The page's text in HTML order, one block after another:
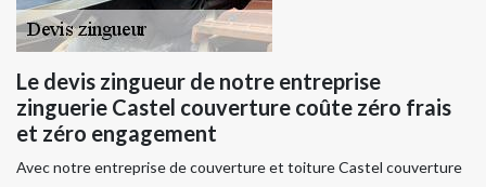
Le devis zingueur de notre entreprise
zinguerie Castel couverture coûte zéro frais
et zéro engagement
Avec notre entreprise de couverture et toiture Castel couverture